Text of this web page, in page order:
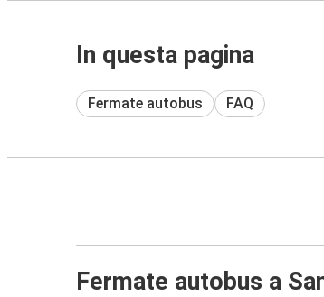
In questa pagina
Fermate autobus FAQ
Fermate autobus a